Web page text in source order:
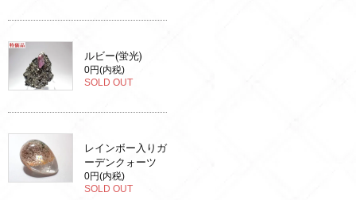
ルビー(蛍光)
0円(内税)
SOLD OUT
レインボー入りガ
ーデンクォーツ
0円(内税)
SOLD OUT